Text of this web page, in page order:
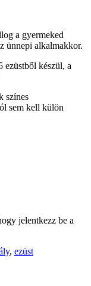
a gyermeked
ünnepi alkalmakkor.
ezüstből készül, a
színes
sem kell külön
jelentkezz be a
, ezüst